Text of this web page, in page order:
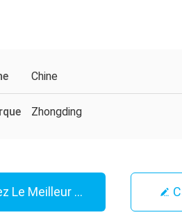
Chine
Zhongding
Le Meilleur Prix